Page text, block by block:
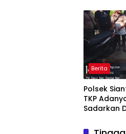
Berita
Polsek
TKP
Sadarkan